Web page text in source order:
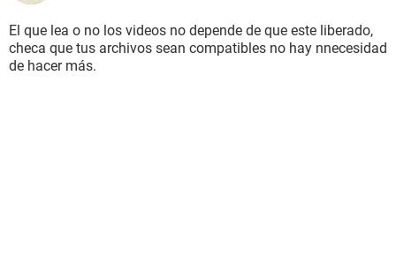
El que lea o no los videos no depende de que este liberado,
checa que tus archivos sean compatibles no hay nnecesidad
de hacer más.